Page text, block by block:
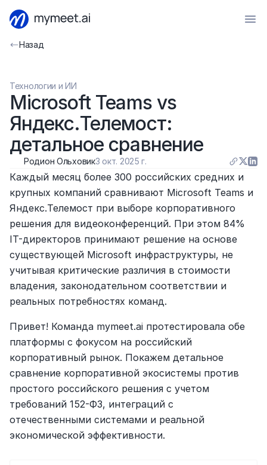
Назад
Технологии и ИИ
Microsoft Teams vs
Яндекс.Телемост:
детальное сравнение
Родион Ольховик3 окт. 2025 г.
Каждый месяц более 300 российских средних и
крупных компаний сравнивают Microsoft Teams и
Яндекс.Телемост при выборе корпоративного
решения для видеоконференций. При этом 84%
IT-директоров принимают решение на основе
существующей Microsoft инфраструктуры, не
учитывая критические различия в стоимости
владения, законодательном соответствии и
реальных потребностях команд.
Привет! Команда mymeet.ai протестировала обе
платформы с фокусом на российский
корпоративный рынок. Покажем детальное
сравнение корпоративной экосистемы против
простого российского решения с учетом
требований 152-ФЗ, интеграций с
отечественными системами и реальной
экономической эффективности.